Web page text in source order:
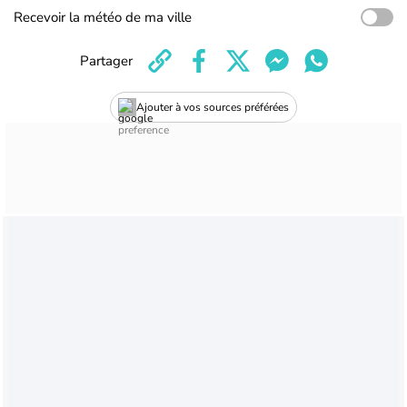
Recevoir la météo de ma ville
Ajouter à vos sources préférées
Partager